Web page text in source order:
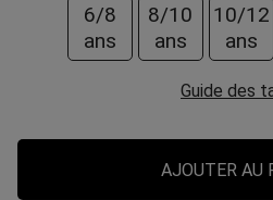
6/8
ans
8/10
ans
10/12
ans
Guide des
AJOUTER AU